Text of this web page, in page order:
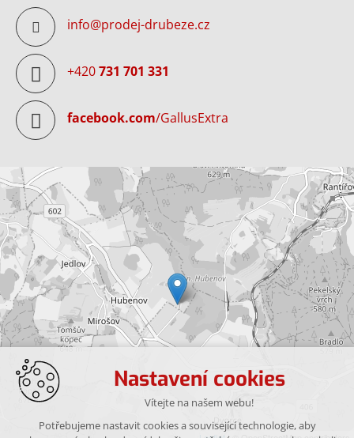
info@prodej-drubeze.cz
+420731 701 331
facebook.com/GallusExtra
Nastavení cookies
Vítejte na našem webu!
Potřebujeme nastavit cookies a související technologie, aby